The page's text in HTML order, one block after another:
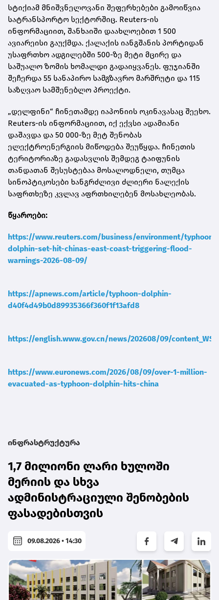
სტიქიამ მნიშვნელოვანი შეფერხებები გამოიწვია
სატრანსპორტო სექტორშიც. Reuters-ის
ინფორმაციით, შანხაიში დაახლოებით 1 500
ავიარეისი გაუქმდა. ქალაქის იანგშანის პორტიდან
უსაფრთხო ადგილებში 500-ზე მეტი მცირე და
საშუალო ზომის ხომალდი გადაიყვანეს. ფუჯიანში
შეჩერდა 55 სანაპირო სამგზავრო მარშრუტი და 115
საზღვაო სამშენებლო პროექტი.
„დელფინი“ ჩინეთამდე იაპონიის ოკინავასაც შეეხო.
Reuters-ის ინფორმაციით, იქ ექვსი ადამიანი
დაშავდა და 50 000-ზე მეტ შენობას
ელექტროენერგიის მიწოდება შეუწყდა. ჩინეთის
ტერიტორიაზე გადასვლის შემდეგ ტაიფუნის
თანდათან შესუსტებაა მოსალოდნელი, თუმცა
სინოპტიკოსები ხანგრძლივი ძლიერი ნალექის
საფრთხეზე კვლავ აფრთხილებენ მოსახლეობას.
წყაროები:
https://www.reuters.com/business/environment/typhoon-
dolphin-set-hit-chinas-east-coast-triggering-flood-
warnings-2026-08-09/
https://apnews.com/article/typhoon-dolphin-
d40f4d49b0d89935366f360f1f13afd8
https://english.www.gov.cn/news/202608/09/
https://www.euronews.com/2026/08/09/over-1-million-
evacuated-as-typhoon-dolphin-hits-china
ინფრასტრუქტურა
1,7 მილიონი ლარი ხულოში
მერიის და სხვა
ადმინისტრაციული შენობების
ფასადებისთვის
09.08.2026 • 14:30